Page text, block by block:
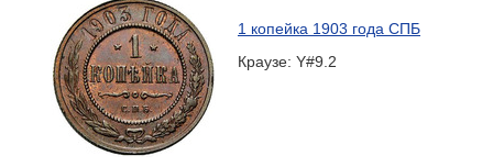
1 копейка 1903 года СПБ
Краузе: Y#9.2